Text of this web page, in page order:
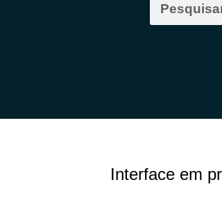
Interface em